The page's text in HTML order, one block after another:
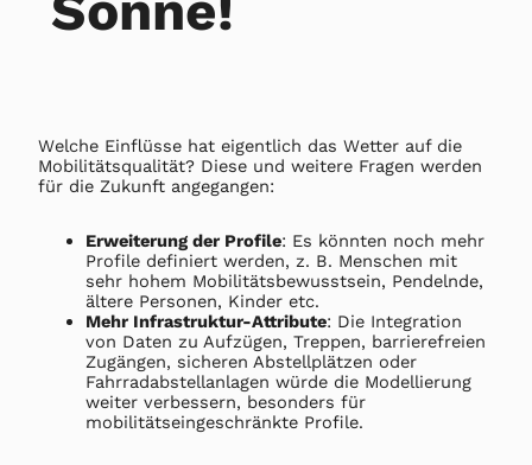
Welche Einflüsse hat eigentlich das Wetter auf die
Mobilitätsqualität? Diese und weitere Fragen werden
für die Zukunft angegangen:
Erweiterung der Profile: Es könnten noch mehr
Profile definiert werden, z. B. Menschen mit
sehr hohem Mobilitätsbewusstsein, Pendelnde,
ältere Personen, Kinder etc.
Mehr Infrastruktur-Attribute: Die Integration
von Daten zu Aufzügen, Treppen, barrierefreien
Zugängen, sicheren Abstellplätzen oder
Fahrradabstellanlagen würde die Modellierung
weiter verbessern, besonders für
mobilitätseingeschränkte Profile.